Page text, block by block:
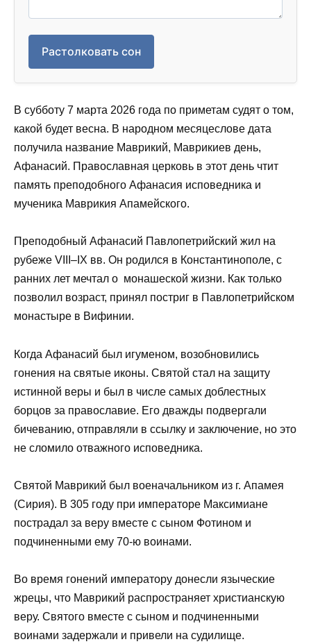
Растолковать сон
В субботу 7 марта 2026 года по приметам судят о том,
какой будет весна. В народном месяцеслове дата
получила название Маврикий, Маврикиев день,
Афанасий. Православная церковь в этот день чтит
память преподобного Афанасия исповедника и
мученика Маврикия Апамейского.
Преподобный Афанасий Павлопетрийский жил на
рубеже VIII–IX вв. Он родился в Константинополе, с
ранних лет мечтал о монашеской жизни. Как только
позволил возраст, принял постриг в Павлопетрийском
монастыре в Вифинии.
Когда Афанасий был игуменом, возобновились
гонения на святые иконы. Святой стал на защиту
истинной веры и был в числе самых доблестных
борцов за православие. Его дважды подвергали
бичеванию, отправляли в ссылку и заключение, но это
не сломило отважного исповедника.
Святой Маврикий был военачальником из г. Апамея
(Сирия). В 305 году при императоре Максимиане
пострадал за веру вместе с сыном Фотином и
подчиненными ему 70-ю воинами.
Во время гонений императору донесли языческие
жрецы, что Маврикий распространяет христианскую
веру. Святого вместе с сыном и подчиненными
воинами задержали и привели на судилище.